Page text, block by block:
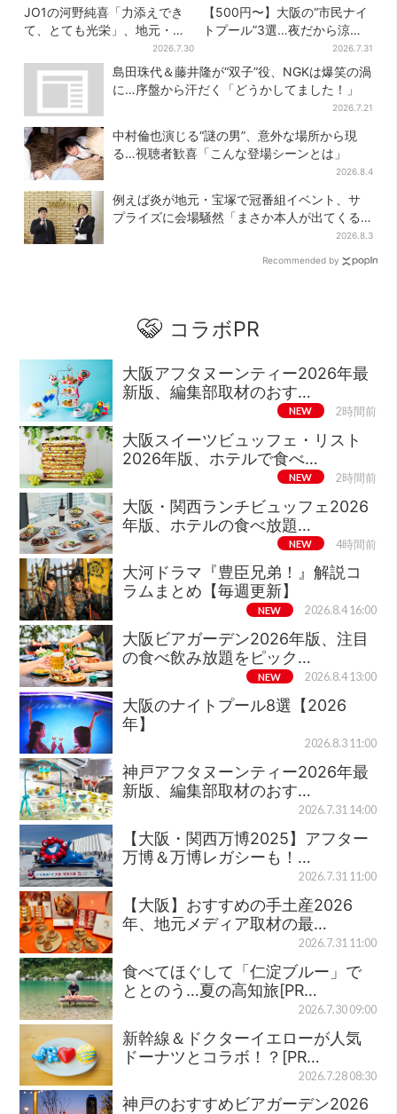
JO1の河野純喜「力添えでき
て、とても光栄」、地元・奈
良へ凱旋！学生時代の思い出
エピソードも
2026.7.30
【500円〜】大阪の“市民ナイ
トプール”3選…夜だから涼し
2026.7.31
島田珠代＆藤井隆が“双子”役、NGKは爆笑の渦
に…序盤から汗だく「どうかしてました！」
2026.7.21
中村倫也演じる“謎の男”、意外な場所から現
る…視聴者歓喜「こんな登場シーンとは」
2026.8.4
例えば炎が地元・宝塚で冠番組イベント、サ
プライズに会場騒然「まさか本人が出てくる
2026.8.3
Recommended by
コラボPR
大阪アフタヌーンティー2026年最
新版、編集部取材のおす…
NEW 2時間前
大阪スイーツビュッフェ・リスト
2026年版、ホテルで食べ…
NEW 2時間前
大阪・関西ランチビュッフェ2026
年版、ホテルの食べ放題…
NEW 4時間前
大河ドラマ『豊臣兄弟！』解説コ
ラムまとめ【毎週更新】
NEW 2026.8.4 16:00
大阪ビアガーデン2026年版、注目
の食べ飲み放題をピック…
NEW 2026.8.4 13:00
大阪のナイトプール8選【2026
年】
2026.8.3 11:00
神戸アフタヌーンティー2026年最
新版、編集部取材のおす…
2026.7.31 14:00
【大阪・関西万博2025】アフター
万博＆万博レガシーも！…
2026.7.31 11:00
【大阪】おすすめの手土産2026
年、地元メディア取材の最…
2026.7.31 11:00
食べてほぐして「仁淀ブルー」で
ととのう…夏の高知旅[PR…
2026.7.30 09:00
新幹線＆ドクターイエローが人気
ドーナツとコラボ！？[PR…
2026.7.28 08:30
神戸のおすすめビアガーデン2026